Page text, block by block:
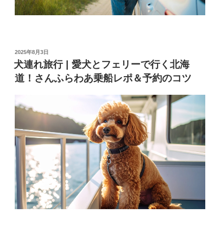
投
稿
日:
2025年8月3日
犬連れ旅行 | 愛犬とフェリーで行く北海
道！さんふらわあ乗船レポ＆予約のコツ